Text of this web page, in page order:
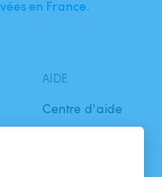
en France.
AIDE
Centre d'aide